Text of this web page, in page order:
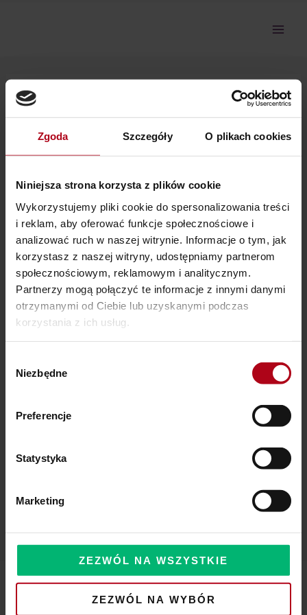
Zgoda Szczegóły O plikach cookies
Niniejsza strona korzysta z plików cookie
Wykorzystujemy pliki cookie do spersonalizowania treści
i reklam, aby oferować funkcje społecznościowe i
analizować ruch w naszej witrynie. Informacje o tym, jak
korzystasz z naszej witryny, udostępniamy partnerom
społecznościowym, reklamowym i analitycznym.
Partnerzy mogą połączyć te informacje z innymi danymi
otrzymanymi od Ciebie lub uzyskanymi podczas
korzystania z ich usług.
zgody
Niezbędne
Preferencje
Statystyka
Marketing
ZEZWÓL NA WSZYSTKIE
ZEZWÓL NA WYBÓR
Ostatnie wpisy
SZAMAŃSKA SZKOŁA ŻYCIA
Powinieneś o tym wiedzieć – zbliża się wielka zmiana!
Komentarze
Kundalini 3-3 Animus i Anima
Przepraszamy, ale nie masz dostępu do tej sekcji.